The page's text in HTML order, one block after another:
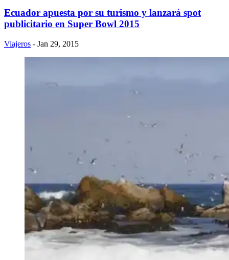
Ecuador apuesta por su turismo y lanzará spot
publicitario en Super Bowl 2015
Viajeros - Jan 29, 2015